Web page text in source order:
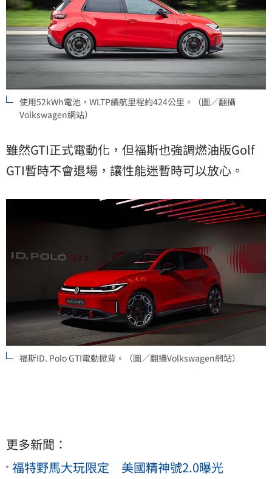
使用52kWh電池，WLTP續航里程約424公里。（圖／翻攝
Volkswagen網站）
雖然GTI正式電動化，但福斯也強調燃油版Golf
GTI暫時不會退場，讓性能迷暫時可以放心。
福斯ID. Polo GTI電動掀背。（圖／翻攝Volkswagen網站）
更多新聞：
福特野馬大玩限定 美國精神號2.0曝光